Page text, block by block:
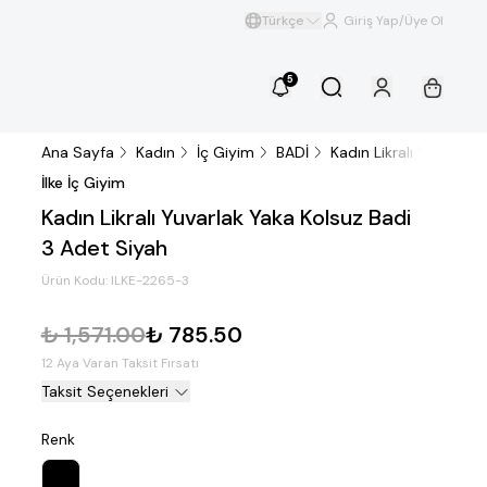
Türkçe Giriş Yap/Üye Ol
5
Ana Sayfa Kadın İç Giyim BADİ
Kadın Likralı
İlke İç Giyim
Kadın Likralı Yuvarlak Yaka Kolsuz Badi
3 Adet Siyah
Ürün Kodu: ILKE-2265-3
₺ 1,571.00₺ 785.50
12 Aya Varan Taksit Fırsatı
Taksit Seçenekleri
Renk